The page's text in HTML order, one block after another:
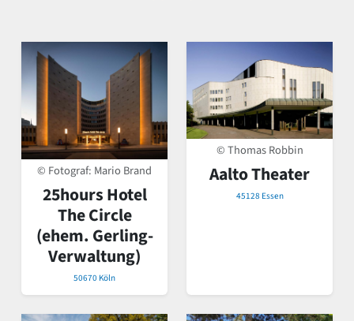
© Fotograf: Mario Brand
25hours Hotel
The Circle
(ehem. Gerling-
Verwaltung)
50670 Köln
© Thomas Robbin
Aalto Theater
45128 Essen